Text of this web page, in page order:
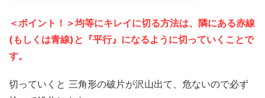
＜ポイント！＞均等にキレイに切る方法は、隣にある赤線
(もしくは青線)と『平行』になるように切っていくことで
す。
切っていくと 三角形の破片が沢山出て、危ないので必ず